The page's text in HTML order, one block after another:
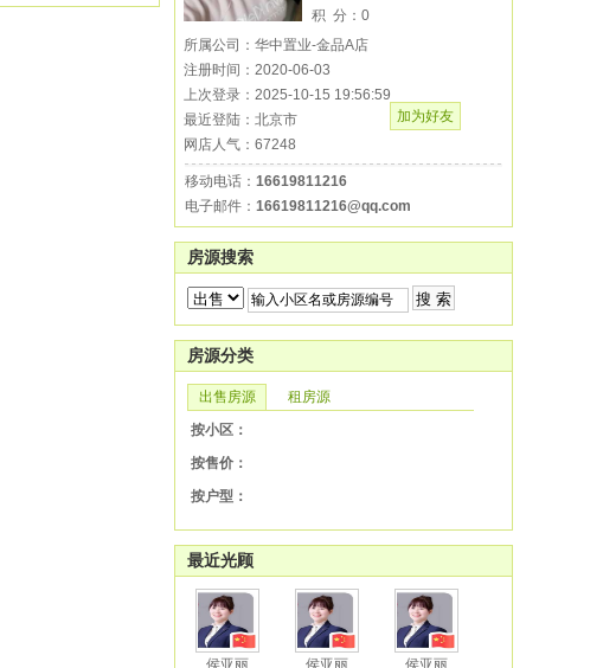
积 分： 0
加为好友
所属公司：华中置业-金品A店
注册时间：2020-06-03
上次登录：2025-10-15 19:56:59
最近登陆：北京市
网店人气：67248
移动电话：16619811216
电子邮件：16619811216@qq.com
房源搜索
房源分类
出售房源
租房源
按小区：
按售价：
按户型：
最近光顾
侯亚丽 侯亚丽 侯亚丽